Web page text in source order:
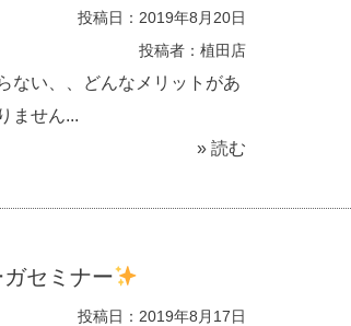
投稿日：2019年8月20日
投稿者：植田店
ない、、どんなメリットがあ
ません...
» 読む
セミナー
投稿日：2019年8月17日